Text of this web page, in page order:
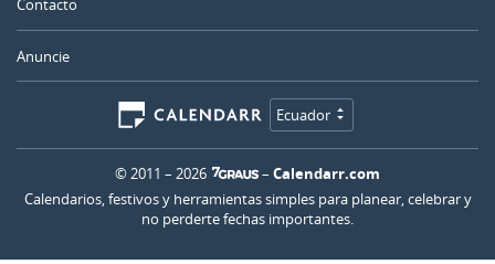
Contacto
Anuncie
Ecuador
© 2011 – 2026 – Calendarr.com
Calendarios, festivos y herramientas simples para planear, celebrar y
no perderte fechas importantes.